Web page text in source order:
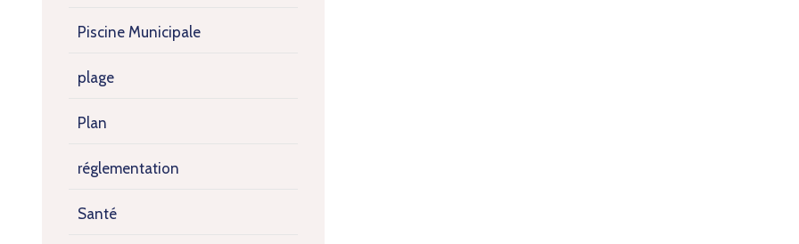
Piscine Municipale
plage
Plan
réglementation
Santé